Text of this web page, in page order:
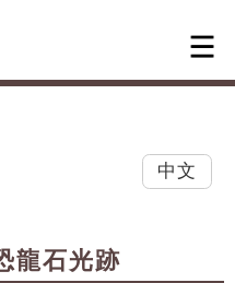
中文
龍石光跡